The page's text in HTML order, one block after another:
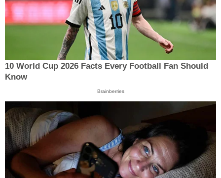
10 World Cup 2026 Facts Every Football Fan Should
Know
Brainberries